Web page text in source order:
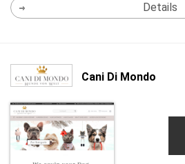
Details
Cani Di Mondo